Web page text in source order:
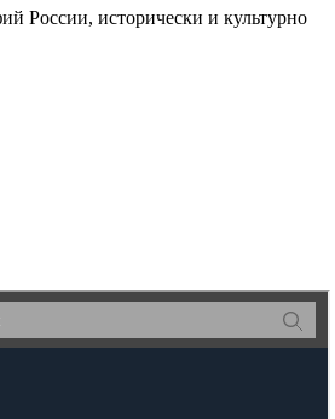
России, исторически и культурно